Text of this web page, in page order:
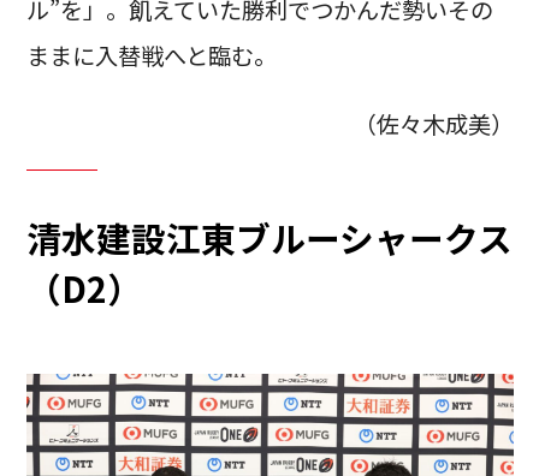
ル”を」。飢えていた勝利でつかんだ勢いその
ままに入替戦へと臨む。
（佐々木成美）
清水建設江東ブルーシャークス
（D2）